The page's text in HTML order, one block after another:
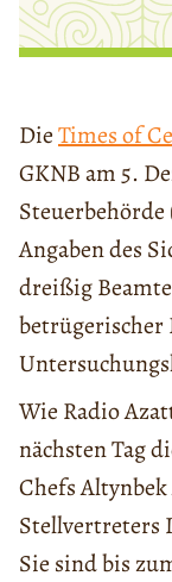
DieTimes of
GKNB am 5.
Steuerbehörde
Angaben des
dreißig
betrügerischer
Wie Radio
nächsten Tag
Chefs
Stellvertreters
Sie sind bis